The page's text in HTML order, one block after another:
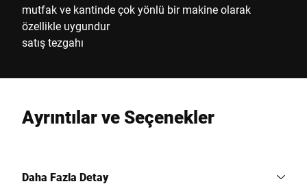
mutfak ve kantinde çok yönlü bir makine olarak
özellikle uygundur
satış tezgahı
Ayrıntılar ve Seçenekler
Daha Fazla Detay